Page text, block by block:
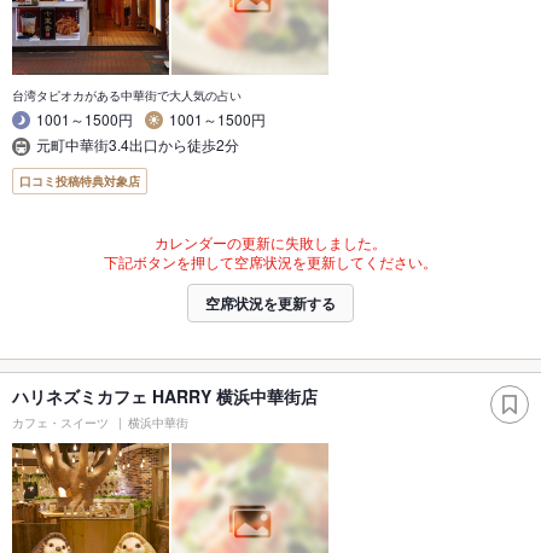
台湾タピオカがある中華街で大人気の占い
1001～1500円
1001～1500円
元町中華街3.4出口から徒歩2分
口コミ投稿特典対象店
カレンダーの更新に失敗しました。
下記ボタンを押して空席状況を更新してください。
空席状況を更新する
ハリネズミカフェ HARRY 横浜中華街店
カフェ・スイーツ 横浜中華街